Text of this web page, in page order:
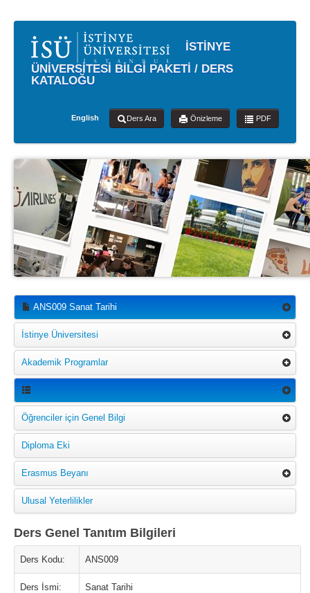
İSTİNYE
ÜNİVERSİTESİ BİLGİ PAKETİ / DERS
KATALOĞU
English Ders Ara Önizleme PDF
ANS009 Sanat Tarihi
İstinye Üniversitesi
Akademik Programlar
Öğrenciler için Genel Bilgi
Diploma Eki
Erasmus Beyanı
Ulusal Yeterlilikler
Ders Genel Tanıtım Bilgileri
Ders Kodu: ANS009
Ders İsmi: Sanat Tarihi